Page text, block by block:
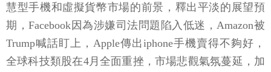
慧型手機和虛擬貨幣市場的前景，釋出平淡的展望預
期，Facebook因為涉嫌司法問題陷入低迷，Amazon被
Trump喊話盯上，Apple傳出iphone手機賣得不夠好，
全球科技類股在4月全面重挫，市場悲觀氣氛蔓延，加